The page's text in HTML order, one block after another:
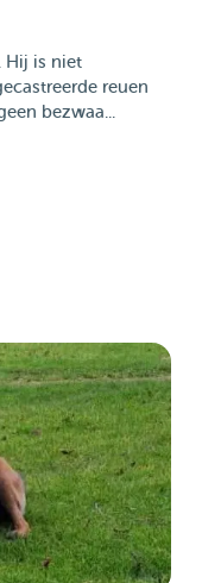
Hij is niet
reuen
bezwaa...